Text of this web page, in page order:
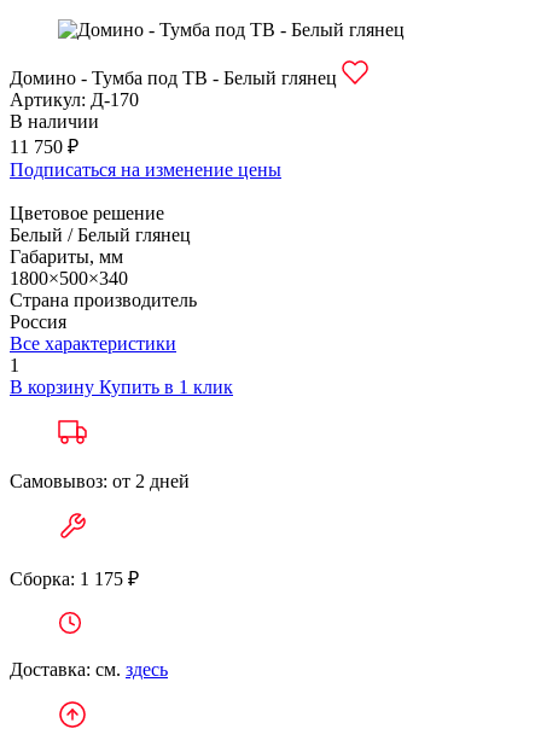
Домино - Тумба под ТВ - Белый глянец
Артикул: Д-170
В наличии
11 750 ₽
Подписаться на изменение цены
Цветовое решение
Белый / Белый глянец
Габариты, мм
1800×500×340
Страна производитель
Россия
Все характеристики
1
В корзину Купить в 1 клик
Самовывоз: от 2 дней
Сборка: 1 175 ₽
Доставка: см. здесь